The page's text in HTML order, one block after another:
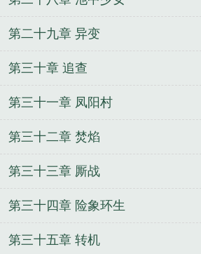
第二十九章 异变
第三十章 追查
第三十一章 凤阳村
第三十二章 焚焰
第三十三章 厮战
第三十四章 险象环生
第三十五章 转机